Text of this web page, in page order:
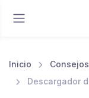
Inicio
Descargador